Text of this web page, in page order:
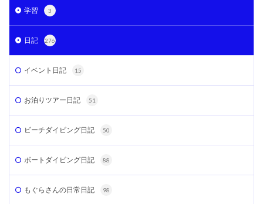
学習 3
日記 276
イベント日記 15
お泊りツアー日記 51
ビーチダイビング日記 50
ボートダイビング日記 88
もぐらさんの日常日記 98